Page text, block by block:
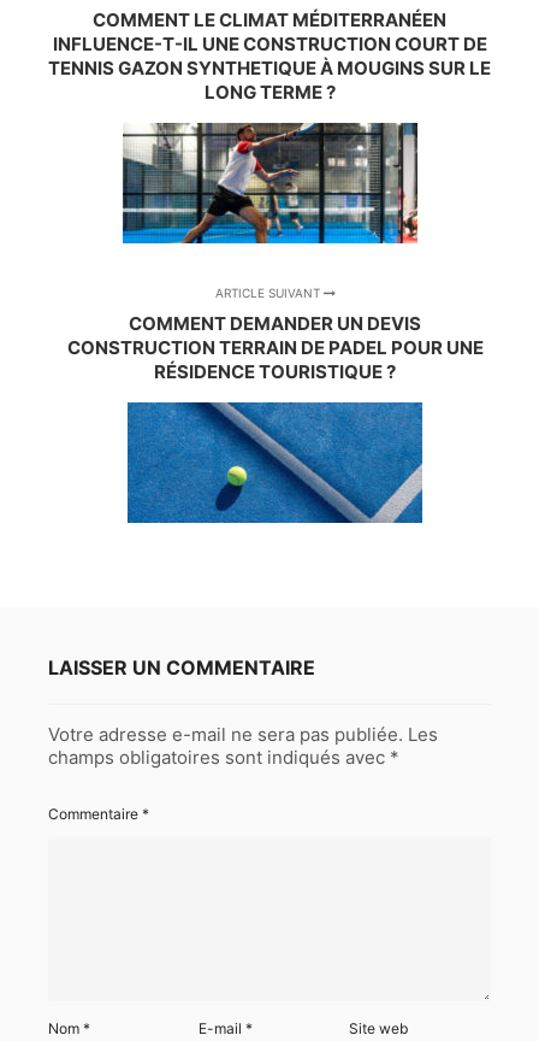
COMMENT LE CLIMAT MÉDITERRANÉEN
INFLUENCE-T-IL UNE CONSTRUCTION COURT DE
TENNIS GAZON SYNTHETIQUE À MOUGINS SUR LE
LONG TERME ?
ARTICLE SUIVANT
COMMENT DEMANDER UN DEVIS
CONSTRUCTION TERRAIN DE PADEL POUR UNE
RÉSIDENCE TOURISTIQUE ?
LAISSER UN COMMENTAIRE
Votre adresse e-mail ne sera pas publiée. Les
champs obligatoires sont indiqués avec *
Commentaire *
Nom * E-mail* Site web